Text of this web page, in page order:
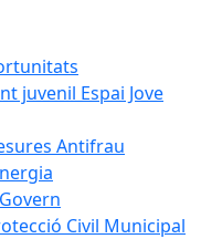
juvenil Espai Jove
Antifrau
Civil Municipal